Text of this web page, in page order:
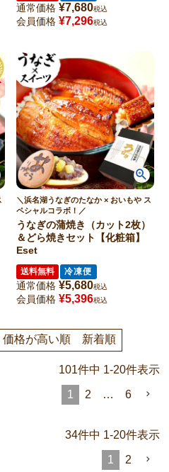
通常価格 ¥7,680税込
会員価格 ¥7,296税込
＼浜名湖うなぎのたなか × おいもや ス
ペシャルコラボ！／
うなぎの蒲焼き（カット2枚）
＆どら焼きセット【化粧箱】
Eset
送料無料 冷凍便
通常価格 ¥5,680税込
会員価格 ¥5,396税込
価格が高い順 新着順
101件中 1-20件表示
1 2 … 6
34件中 1-20件表示
1 2